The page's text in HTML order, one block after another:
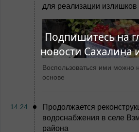
Подпишитесь на
новости Сахалина
для реализации
Воспользоваться ими можно
основе
14:24
Продолжается
водоснабжения в селе
района